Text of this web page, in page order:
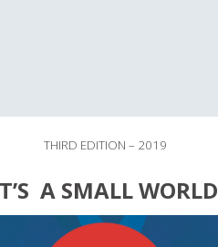
THIRD EDITION – 2019
A SMALL WORLD